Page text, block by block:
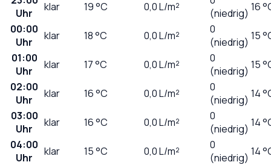
Uhr
klar 19°C 0,0L/m²
(niedrig) 16
00:00
Uhr
klar 18°C 0,0L/m²
0
(niedrig) 15
01:00
Uhr
klar 17°C 0,0L/m²
0
(niedrig) 15
02:00
Uhr
klar 16°C 0,0L/m²
0
(niedrig) 14
03:00
Uhr
klar 16°C 0,0L/m²
0
(niedrig) 14
04:00
Uhr
klar 15°C 0,0L/m²
0
(niedrig) 14